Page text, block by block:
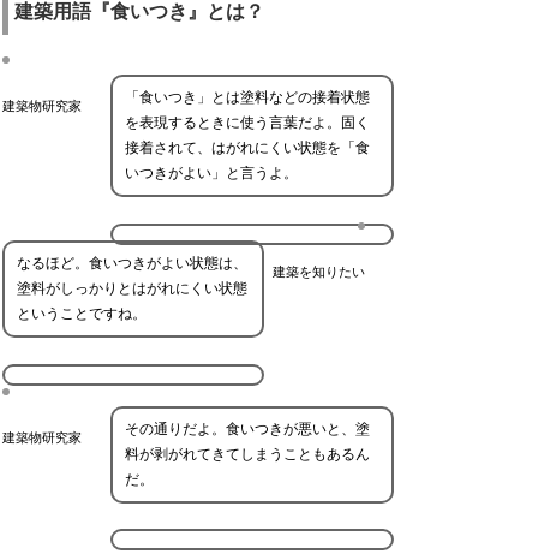
建築用語『食いつき』とは？
建築物研究家
「食いつき」とは塗料などの接着状態
を表現するときに使う言葉だよ。固く
接着されて、はがれにくい状態を「食
いつきがよい」と言うよ。
建築を知りたい
なるほど。食いつきがよい状態は、
塗料がしっかりとはがれにくい状態
ということですね。
建築物研究家
その通りだよ。食いつきが悪いと、塗
料が剥がれてきてしまうこともあるん
だ。